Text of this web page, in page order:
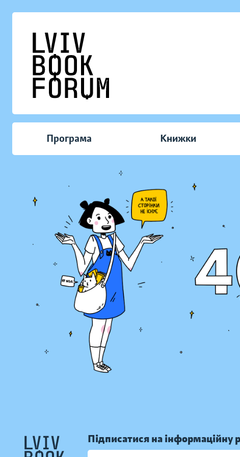
Програма Книжки
Підписатися на інформаційну